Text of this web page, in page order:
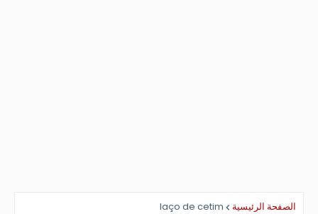
الصفحة الرئيسية laço de cetim